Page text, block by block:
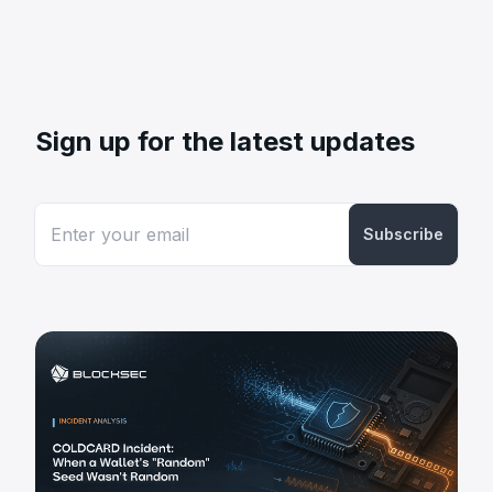
Sign up for the latest updates
Subscribe